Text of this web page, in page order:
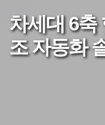
차세대 6축
조 자동화